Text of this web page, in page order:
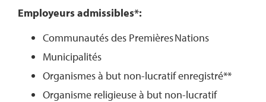
Employeurs admissibles*:
Communautés des Premières Nations
Municipalités
Organismes à but non-lucratif enregistré**
Organisme religieuse à but non-lucratif